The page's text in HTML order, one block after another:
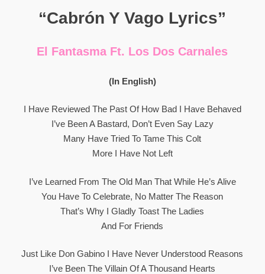
“Cabrón Y Vago Lyrics”
El Fantasma Ft. Los Dos Carnales
(In English)
I Have Reviewed The Past Of How Bad I Have Behaved
I’ve Been A Bastard, Don’t Even Say Lazy
Many Have Tried To Tame This Colt
More I Have Not Left
I’ve Learned From The Old Man That While He’s Alive
You Have To Celebrate, No Matter The Reason
That’s Why I Gladly Toast The Ladies
And For Friends
Just Like Don Gabino I Have Never Understood Reasons
I’ve Been The Villain Of A Thousand Hearts